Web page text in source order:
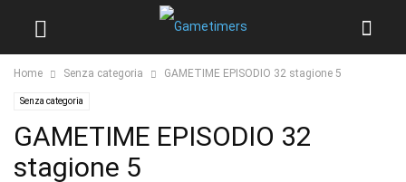
Home Senza categoria GAMETIME EPISODIO 32 stagione 5
Senza categoria
GAMETIME EPISODIO 32
stagione 5